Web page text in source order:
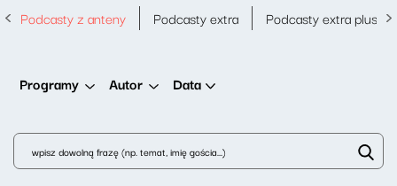
Podcasty z anteny Podcasty extra Podcasty extra plus
Programy Autor Data